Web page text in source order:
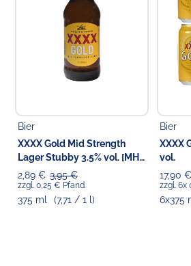
Verantwortlicher
Choppy's Food & Non-Food
Koldingstr. 1B
22769 Hamburg
Bier
XXXX Gold Mid Strength
Lager Stubby 3.5% vol. [MHD:
21.07.2026]
2,89 € 3,95 €
zzgl. 0,25 € Pfand
375 ml (7,71 / 1 l)
Bier
XXXX
vol.
17,90 €
zzgl. 6x
6x375